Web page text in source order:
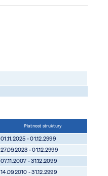
Platnost struktury
01.11.2025 - 01.12.2999
27.09.2023 - 01.12.2999
07.11.2007 - 31.12.2099
14.09.2010 - 31.12.2999